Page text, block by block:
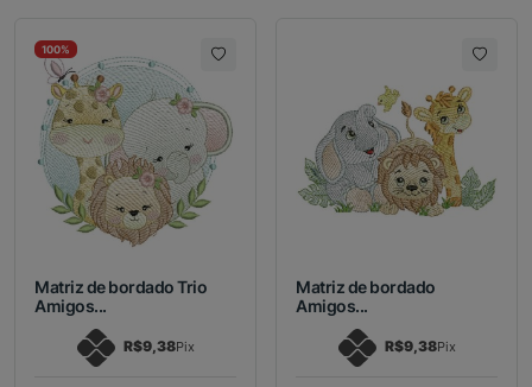
100%
Matriz de bordado Trio
Amigos...
R$9,38Pix
Matriz de bordado
Amigos...
R$9,38Pix